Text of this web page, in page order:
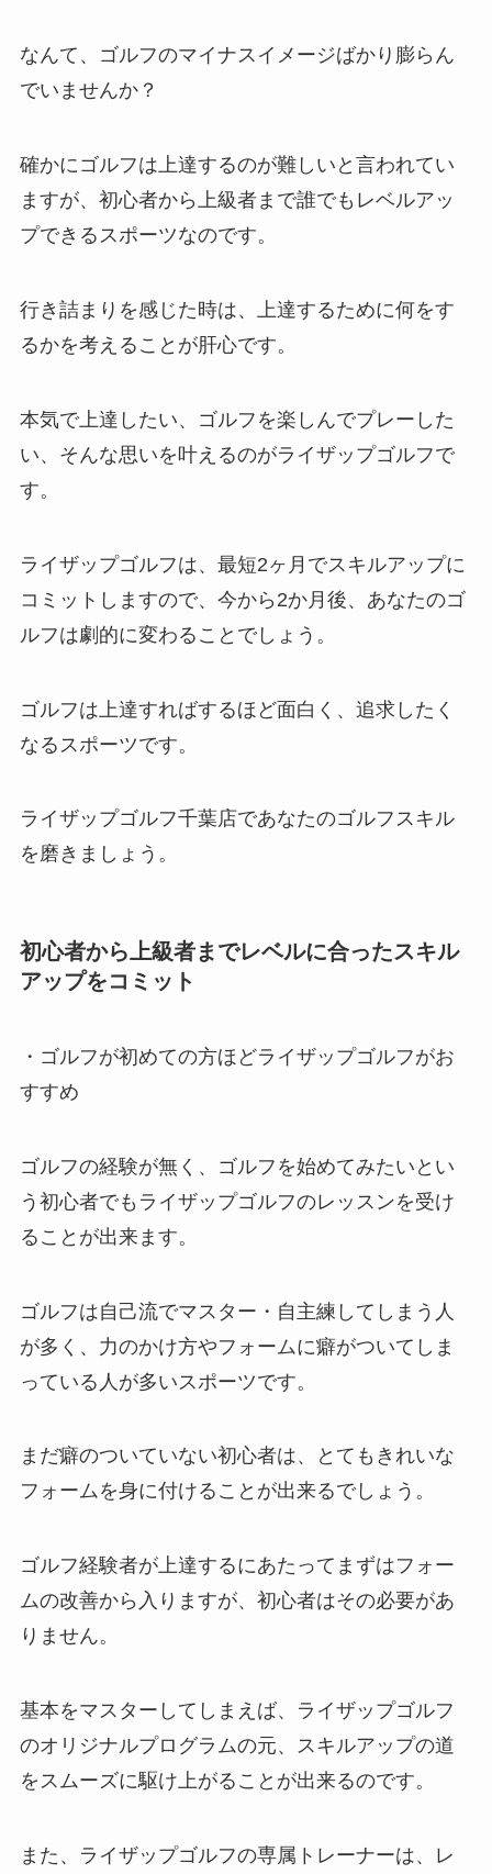
なんて、ゴルフのマイナスイメージばかり膨らん
でいませんか？
確かにゴルフは上達するのが難しいと言われてい
ますが、初心者から上級者まで誰でもレベルアッ
プできるスポーツなのです。
行き詰まりを感じた時は、上達するために何をす
るかを考えることが肝心です。
本気で上達したい、ゴルフを楽しんでプレーした
い、そんな思いを叶えるのがライザップゴルフで
す。
ライザップゴルフは、最短2ヶ月でスキルアップに
コミットしますので、今から2か月後、あなたのゴ
ルフは劇的に変わることでしょう。
ゴルフは上達すればするほど面白く、追求したく
なるスポーツです。
ライザップゴルフ千葉店であなたのゴルフスキル
を磨きましょう。
初心者から上級者までレベルに合ったスキル
アップをコミット
・ゴルフが初めての方ほどライザップゴルフがお
すすめ
ゴルフの経験が無く、ゴルフを始めてみたいとい
う初心者でもライザップゴルフのレッスンを受け
ることが出来ます。
ゴルフは自己流でマスター・自主練してしまう人
が多く、力のかけ方やフォームに癖がついてしま
っている人が多いスポーツです。
まだ癖のついていない初心者は、とてもきれいな
フォームを身に付けることが出来るでしょう。
ゴルフ経験者が上達するにあたってまずはフォー
ムの改善から入りますが、初心者はその必要があ
りません。
基本をマスターしてしまえば、ライザップゴルフ
のオリジナルプログラムの元、スキルアップの道
をスムーズに駆け上がることが出来るのです。
また、ライザップゴルフの専属トレーナーは、レ